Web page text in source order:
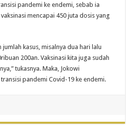
pandemi ke endemi, sebab ia
mencapai 450 juta dosis yang
kasus, misalnya dua hari lalu
200an. Vaksinasi kita juga sudah
tukasnya. Maka, Jokowi
pandemi Covid-19 ke endemi.